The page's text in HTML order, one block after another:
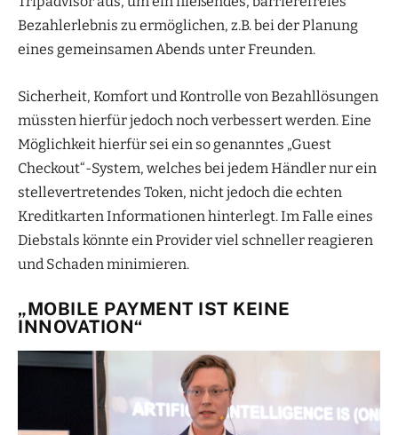
Bezahlerlebnis zu ermöglichen, z.B. bei der Planung
eines gemeinsamen Abends unter Freunden.
Sicherheit, Komfort und Kontrolle von Bezahllösungen
müssten hierfür jedoch noch verbessert werden. Eine
Möglichkeit hierfür sei ein so genanntes „Guest
Checkout“-System, welches bei jedem Händler nur ein
stellevertretendes Token, nicht jedoch die echten
Kreditkarten Informationen hinterlegt. Im Falle eines
Diebstals könnte ein Provider viel schneller reagieren
und Schaden minimieren.
„MOBILE PAYMENT IST KEINE
INNOVATION“